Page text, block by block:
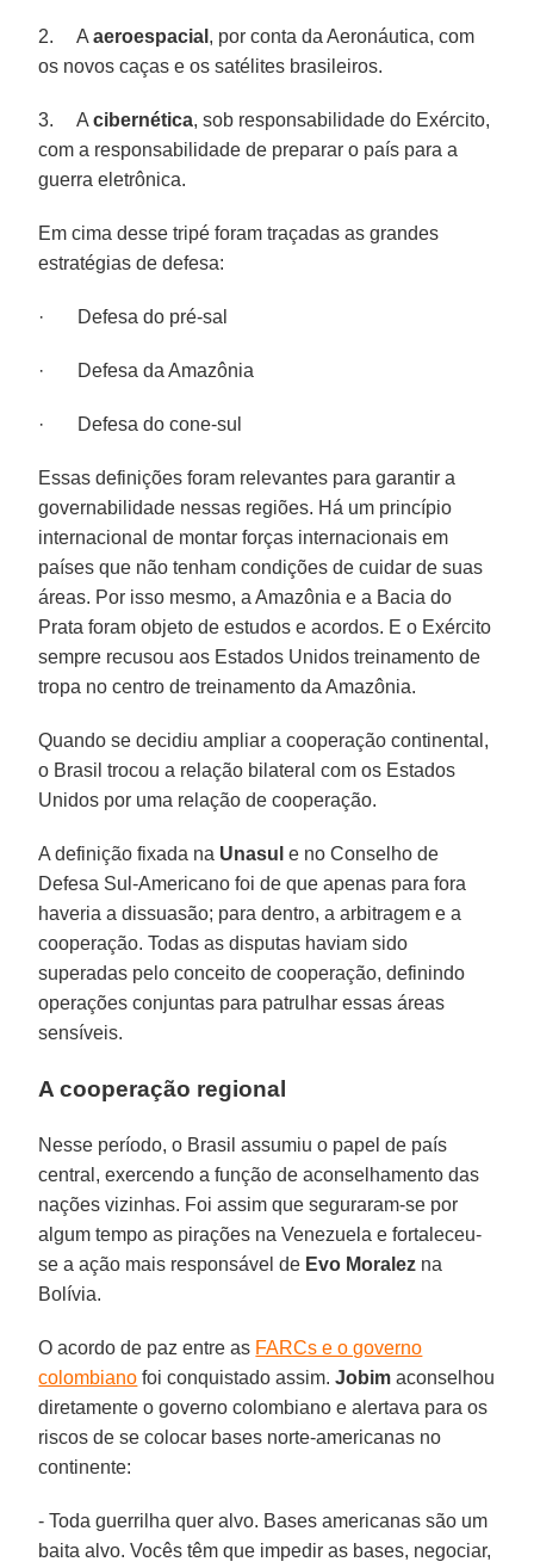
2. Aaeroespacial , por conta da Aeronáutica, com
os novos caças e os satélites brasileiros.
3. Acibernética, sob responsabilidade do Exército,
com a responsabilidade de preparar o país para a
guerra eletrônica.
Em cima desse tripé foram traçadas as grandes
estratégias de defesa:
· Defesa do pré-sal
· Defesa da Amazônia
· Defesa do cone-sul
Essas definições foram relevantes para garantir a
governabilidade nessas regiões. Há um princípio
internacional de montar forças internacionais em
países que não tenham condições de cuidar de suas
áreas. Por isso mesmo, a Amazônia e a Bacia do
Prata foram objeto de estudos e acordos. E o Exército
sempre recusou aos Estados Unidos treinamento de
tropa no centro de treinamento da Amazônia.
Quando se decidiu ampliar a cooperação continental,
o Brasil trocou a relação bilateral com os Estados
Unidos por uma relação de cooperação.
A definição fixada na Unasul e no Conselho de
Defesa Sul-Americano foi de que apenas para fora
haveria a dissuasão; para dentro, a arbitragem e a
cooperação. Todas as disputas haviam sido
superadas pelo conceito de cooperação, definindo
operações conjuntas para patrulhar essas áreas
sensíveis.
A cooperação regional
Nesse período, o Brasil assumiu o papel de país
central, exercendo a função de aconselhamento das
nações vizinhas. Foi assim que seguraram-se por
algum tempo as pirações na Venezuela e fortaleceu-
se a ação mais responsável de Evo Moralez na
Bolívia.
O acordo de paz entre as FARCs e o governo
colombiano foi conquistado assim.Jobim aconselhou
diretamente o governo colombiano e alertava para os
riscos de se colocar bases norte-americanas no
continente:
- Toda guerrilha quer alvo. Bases americanas são um
baita alvo. Vocês têm que impedir as bases, negociar,